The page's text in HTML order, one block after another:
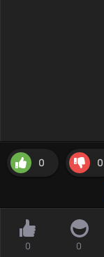
0 0
0 0